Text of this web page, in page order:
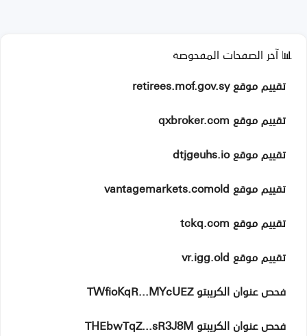
📊 آخر الصفحات المفحوصة
تقييم موقع retirees.mof.gov.sy
تقييم موقع qxbroker.com
تقييم موقع dtjgeuhs.io
تقييم موقع vantagemarkets.comold
تقييم موقع tckq.com
تقييم موقع vr.igg.old
فحص عنوان الكريبتو TWfioKqR...MYcUEZ
فحص عنوان الكريبتو THEbwTqZ...sR3J8M